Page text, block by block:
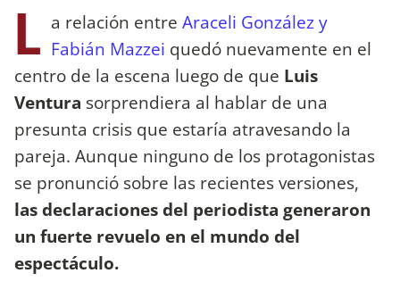
L a relación entre Araceli González y
Fabián Mazzei quedó nuevamente en el
centro de la escena luego de que Luis
Ventura sorprendiera al hablar de una
presunta crisis que estaría atravesando la
pareja. Aunque ninguno de los protagonistas
se pronunció sobre las recientes versiones,
las declaraciones del periodista generaron
un fuerte revuelo en el mundo del
espectáculo.